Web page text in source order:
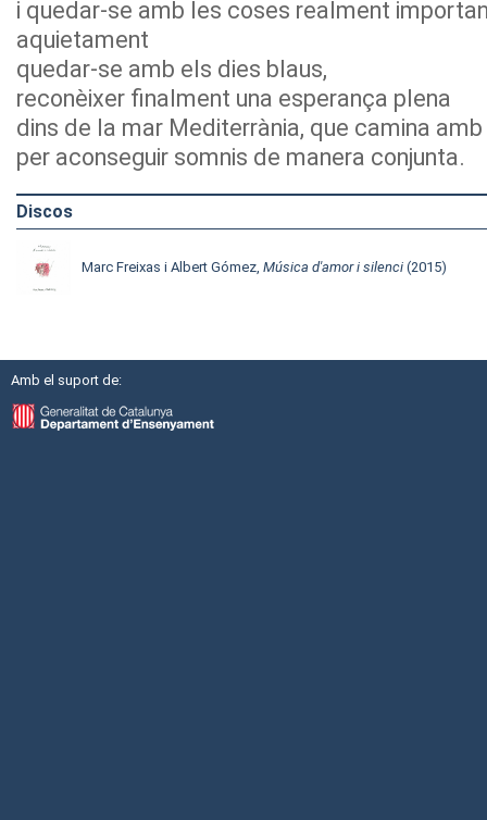
i quedar-se amb les coses realment
aquietament
quedar-se amb els dies blaus,
reconèixer finalment una esperança plena
dins de la mar Mediterrània, que camina
per aconseguir somnis de manera conjunta.
Discos
Marc Freixas i Albert Gómez, Música d'amor i silenci (2015)
Amb el suport de: